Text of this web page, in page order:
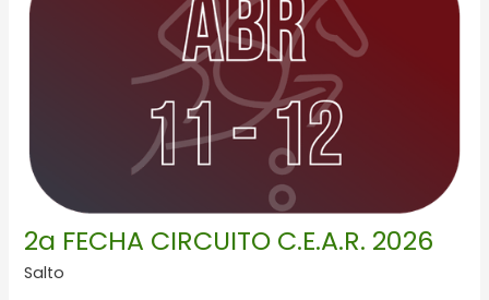
2a FECHA CIRCUITO C.E.A.R. 2026
Salto
C.E.A.R.